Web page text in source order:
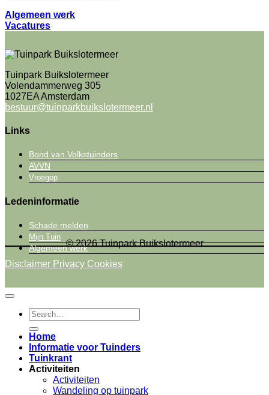
Algemeen werk
Vacatures
Tuinpark Buikslotermeer
Volendammerweg 305
1027EA Amsterdam
bestuur@tuinparkbuikslotermeer.nl
Links
Bond van Volkstuinders
AVVN
Vroegop
Ledeninformatie
Schade melden
Mijn Tuin
Algemeen werk© 2026 Tuinpark Buikslotermeer
Disclaimer Privacy Cookies
Home
Informatie voor Tuinders
Tuinkrant
Activiteiten
Activiteiten
Wandeling op tuinpark